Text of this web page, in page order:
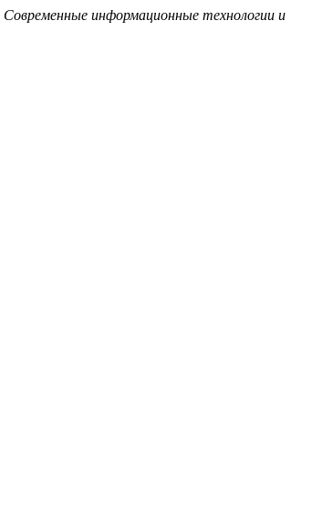
Современные информационные технологии и